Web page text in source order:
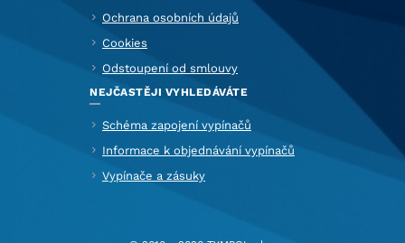
Ochrana osobních údajů
Cookies
Odstoupení od smlouvy
NEJČASTĚJI VYHLEDÁVÁTE
Schéma zapojení vypínačů
Informace k objednávání vypínačů
Vypínače a zásuky